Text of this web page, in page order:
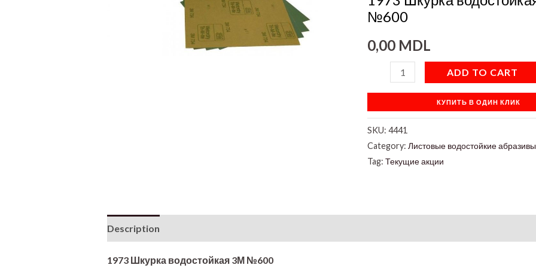
№600
0,00 MDL
ADD TO CART
КУПИТЬ В ОДИН КЛИК
SKU:4441
Category:Листовые водостойкие абразивы
Tag:Текущие акции
Description
1973 Шкурка водостойкая 3М №600